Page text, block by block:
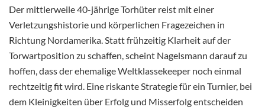
Der mittlerweile 40-jährige Torhüter reist mit einer
Verletzungshistorie und körperlichen Fragezeichen in
Richtung Nordamerika. Statt frühzeitig Klarheit auf der
Torwartposition zu schaffen, scheint Nagelsmann darauf zu
hoffen, dass der ehemalige Weltklassekeeper noch einmal
rechtzeitig fit wird. Eine riskante Strategie für ein Turnier, bei
dem Kleinigkeiten über Erfolg und Misserfolg entscheiden